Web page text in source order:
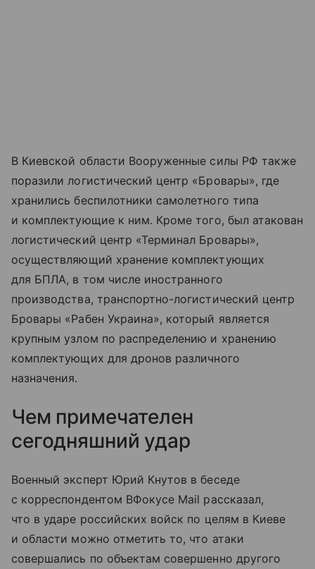
В Киевской области Вооруженные силы РФ также
поразили логистический центр «Бровары», где
хранились беспилотники самолетного типа
и комплектующие к ним. Кроме того, был атакован
логистический центр «Терминал Бровары»,
осуществляющий хранение комплектующих
для БПЛА, в том числе иностранного
производства, транспортно-логистический центр
Бровары «Рабен Украина», который является
крупным узлом по распределению и хранению
комплектующих для дронов различного
назначения.
Чем примечателен
сегодняшний удар
Военный эксперт Юрий Кнутов в беседе
с корреспондентом ВФокусе Mail рассказал,
что в ударе российских войск по целям в Киеве
и области можно отметить то, что атаки
совершались по объектам совершенно другого